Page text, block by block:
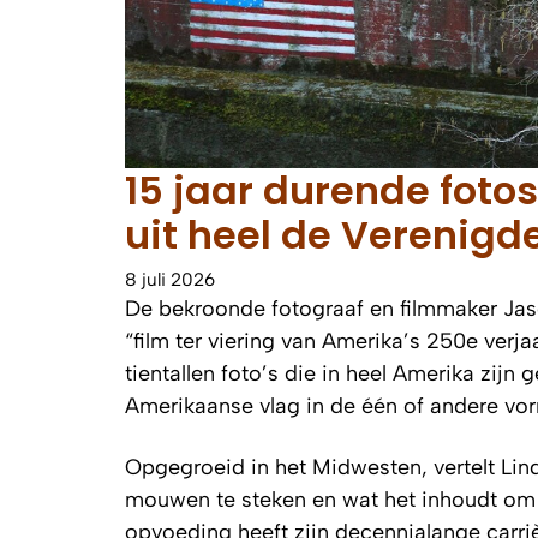
15 jaar durende
uit heel de
8 juli 2026
De bekroonde fotograaf en filmmaker
“film ter viering van Amerika’s 250e
tientallen foto’s die in heel Amerika zijn
Amerikaanse vlag in de één of andere
Opgegroeid in het Midwesten, vertelt
mouwen te steken en wat het inhoudt
opvoeding heeft zijn decennialange